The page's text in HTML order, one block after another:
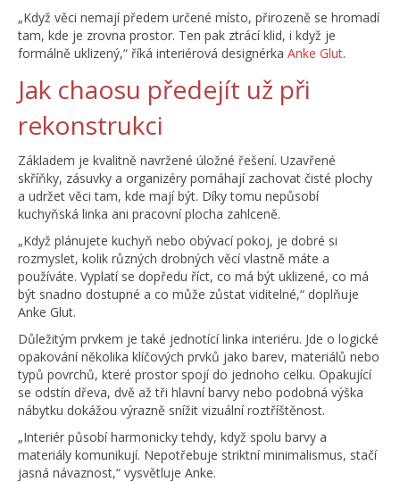
„Když věci nemají předem určené místo, přirozeně se hromadí
tam, kde je zrovna prostor. Ten pak ztrácí klid, i když je
formálně uklizený,“ říká interiérová designérka Anke Glut.
Jak chaosu předejít už při
rekonstrukci
Základem je kvalitně navržené úložné řešení. Uzavřené
skříňky, zásuvky a organizéry pomáhají zachovat čisté plochy
a udržet věci tam, kde mají být. Díky tomu nepůsobí
kuchyňská linka ani pracovní plocha zahlceně.
„Když plánujete kuchyň nebo obývací pokoj, je dobré si
rozmyslet, kolik různých drobných věcí vlastně máte a
používáte. Vyplatí se dopředu říct, co má být uklizené, co má
být snadno dostupné a co může zůstat viditelné,“ doplňuje
Anke Glut.
Důležitým prvkem je také jednotící linka interiéru. Jde o logické
opakování několika klíčových prvků jako barev, materiálů nebo
typů povrchů, které prostor spojí do jednoho celku. Opakující
se odstín dřeva, dvě až tři hlavní barvy nebo podobná výška
nábytku dokážou výrazně snížit vizuální roztříštěnost.
„Interiér působí harmonicky tehdy, když spolu barvy a
materiály komunikují. Nepotřebuje striktní minimalismus, stačí
jasná návaznost,“ vysvětluje Anke.